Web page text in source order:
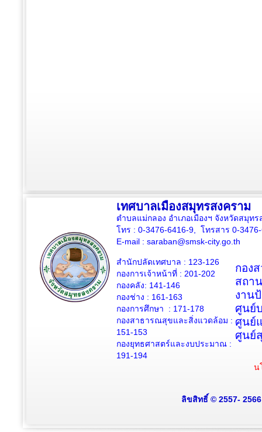
เทศบาลเมืองสมุทรสงคราม
ตำบลแม่กลอง อำเภอเมืองฯ จังหวัดสมุท
โทร : 0-3476-6416-9, โทรสาร 0-
E-mail : saraban@smsk-city.go.th
สำนักปลัดเทศบาล : 123-126
กองการเจ้าหน้าที่ : 201-202
กองคลัง: 141-146
กองช่าง : 161-163
กองการศึกษา : 171-178
กองสาธารณสุขและสิ่งแวดล้อม :
151-153
กองยุทธศาสตร์และงบประมาณ :
191-194
กอง
สถา
งาน
ศูนย์
ศูนย์
ศูนย์
น
ลิขสิทธิ์ © 2557-